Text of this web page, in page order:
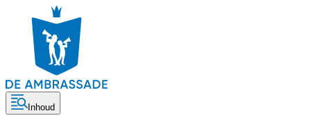
Inhoud